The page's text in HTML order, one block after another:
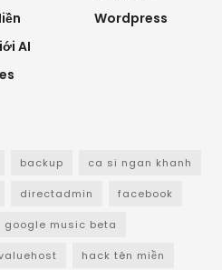
AI
Wordpress
backup ca si ngan khanh
directadmin facebook
google music beta
hack tên miền